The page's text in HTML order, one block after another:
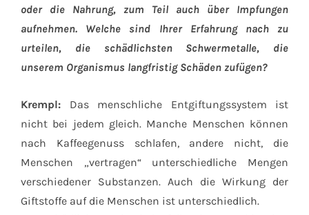
oder die Nahrung, zum Teil auch über Impfungen
aufnehmen. Welche sind Ihrer Erfahrung nach zu
urteilen, die schädlichsten Schwermetalle, die
unserem Organismus langfristig Schäden zufügen?
Krempl: Das menschliche Entgiftungssystem ist
nicht bei jedem gleich. Manche Menschen können
nach Kaffeegenuss schlafen, andere nicht, die
Menschen „vertragen“ unterschiedliche Mengen
verschiedener Substanzen. Auch die Wirkung der
Giftstoffe auf die Menschen ist unterschiedlich.